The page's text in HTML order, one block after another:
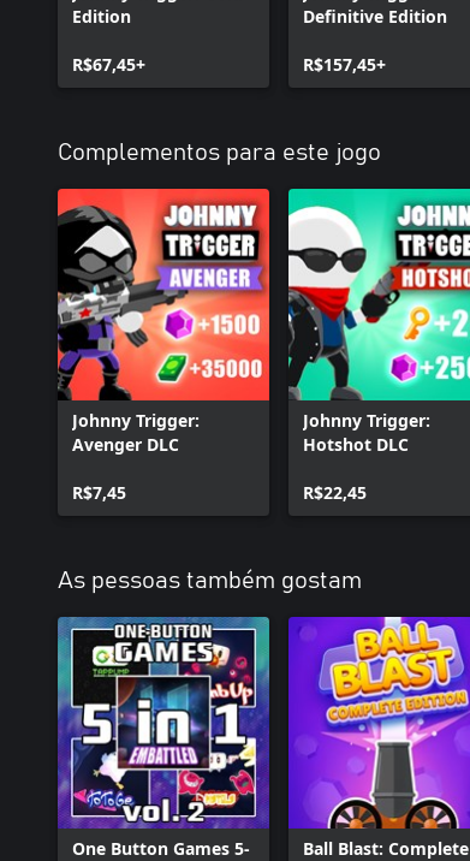
Edition
R$67,45+
Definitive Edition
R$157,45+
Complementos para este jogo
Johnny Trigger:
Avenger DLC
R$7,45
Johnny Trigger:
Hotshot DLC
R$22,45
As pessoas também gostam
One Button Games 5- Ball Blast: Complete